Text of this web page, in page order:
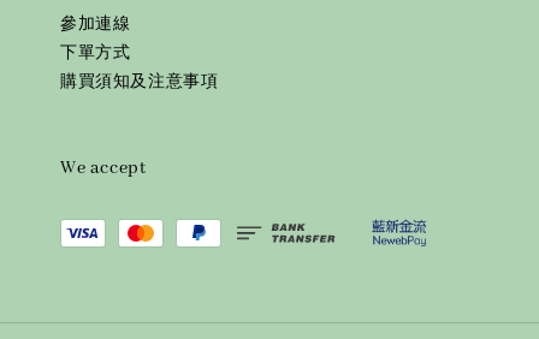
參加連線
下單方式
購買須知及注意事項
We accept